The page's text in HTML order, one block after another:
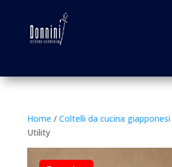
Home / Coltelli da cucina giapponesi
Utility